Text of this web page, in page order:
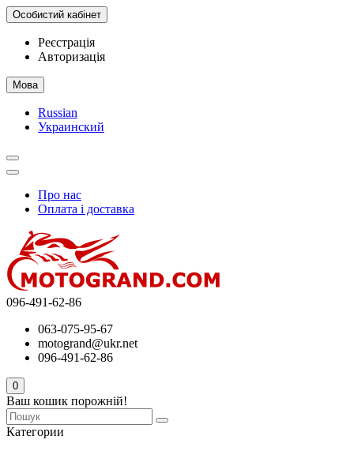
Особистий кабінет
Реєстрація
Авторизація
Мова
Russian
Украинский
Про нас
Оплата і доставка
096-491-62-86
063-075-95-67
motogrand@ukr.net
096-491-62-86
0
Ваш кошик порожній!
Категории